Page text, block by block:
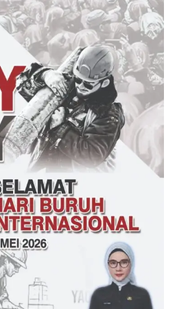
sebelumnya, karena
informasi yang diterima sudah ada
ini tidak menjadi sesuatu yang bakal
hukum, untuk itu harus
Kamaludin.